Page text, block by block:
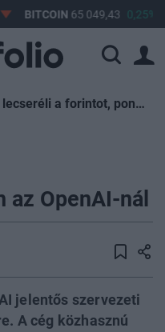
BITCOIN65 049,43 0,25%
Mire Magyarország lecseréli a forintot, pont kukázzák a most ismert eurót
az OpenAI-nál
jelentős szervezeti
A cég közhasznú